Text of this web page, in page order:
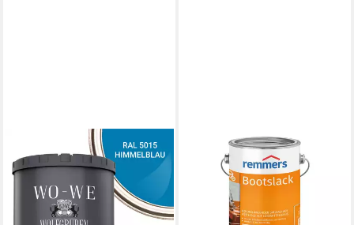
Holzlack Holzfarbe
Holzanstrich W420, 1-10L,
Seidenglänzend, Wasserbasis
REMMERS
Holzlack Bootslack farblos 2,5
Liter, auch für Holzmöbel,
Festzeltgarnituren geeignet
inkl. Grundierung